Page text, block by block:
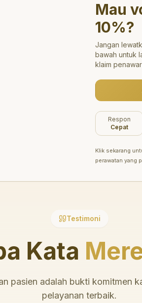
Belum ada promo tersedia saat
Testimoni
Kata
pasien adalah bukti komitmen
pelayanan terbaik.
Mau
10%?
Jangan
bawah untuk
klaim
Respon
Cepat
Klik sekarang
perawatan yang